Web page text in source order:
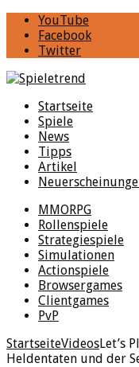
YouTube
Facebook
Twitter
Startseite
Spiele
News
Tipps
Artikel
MMORPG
Rollenspiele
Strategiespiele
Simulationen
Actionspiele
Browsergames
Clientgames
PvP
StartseiteVideosLet’s
Heldentaten und der